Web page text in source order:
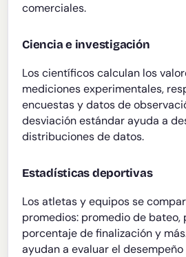
comerciales.
Ciencia e investigación
Los científicos calculan los
mediciones experimentales,
encuestas y datos de
desviación estándar ayuda a
distribuciones de datos.
Estadísticas deportivas
Los atletas y equipos se
promedios: promedio de bateo,
porcentaje de finalización y
ayudan a evaluar el